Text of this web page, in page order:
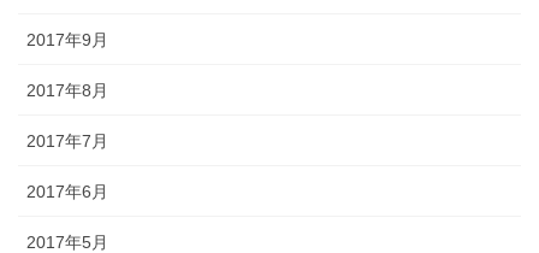
2017年9月
2017年8月
2017年7月
2017年6月
2017年5月